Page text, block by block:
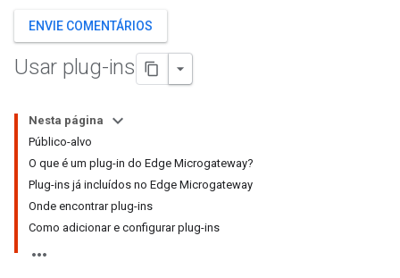
ENVIE COMENTÁRIOS
Usar plug-ins
Nesta página
Público-alvo
O que é um plug-in do Edge Microgateway?
Plug-ins já incluídos no Edge Microgateway
Onde encontrar plug-ins
Como adicionar e configurar plug-ins